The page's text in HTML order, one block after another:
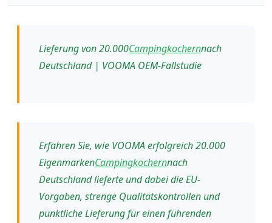
Lieferung von 20.000Campingkochernnach
Deutschland | VOOMA OEM-Fallstudie
Erfahren Sie, wie VOOMA erfolgreich 20.000
EigenmarkenCampingkochernnach
Deutschland lieferte und dabei die EU-
Vorgaben, strenge Qualitätskontrollen und
pünktliche Lieferung für einen führenden